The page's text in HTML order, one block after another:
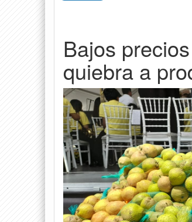
Bajos
quiebra a